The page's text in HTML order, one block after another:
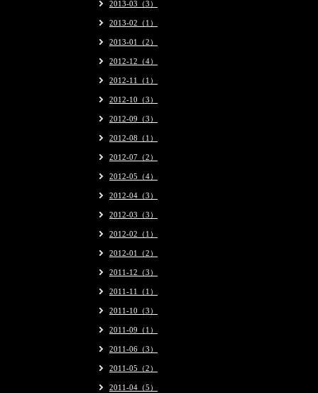
2013-03（3）
2013-02（1）
2013-01（2）
2012-12（4）
2012-11（1）
2012-10（3）
2012-09（3）
2012-08（1）
2012-07（2）
2012-05（4）
2012-04（3）
2012-03（3）
2012-02（1）
2012-01（2）
2011-12（3）
2011-11（1）
2011-10（3）
2011-09（1）
2011-06（3）
2011-05（2）
2011-04（5）